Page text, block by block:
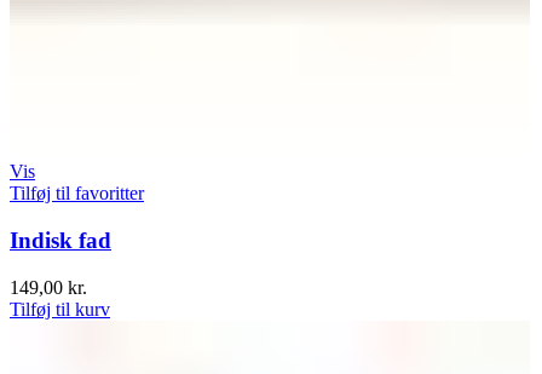
Vis
Tilføj til favoritter
Indisk fad
149,00 kr.
Tilføj til kurv